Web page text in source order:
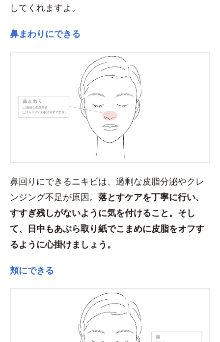
してくれますよ。
鼻まわりにできる
鼻回りにできるニキビは、過剰な皮脂分泌やクレ
ンジング不足が原因。 落とすケアを丁寧に行い、
すすぎ残しがないように気を付けること。そし
て、日中もあぶら取り紙でこまめに皮脂をオフす
るように心掛けましょう。
頬にできる